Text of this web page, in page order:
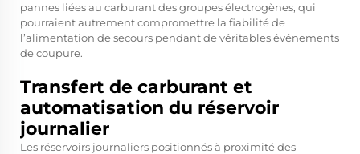
pannes liées au carburant des groupes électrogènes, qui
pourraient autrement compromettre la fiabilité de
l’alimentation de secours pendant de véritables événements
de coupure.
Transfert de carburant et
automatisation du réservoir
journalier
Les réservoirs journaliers positionnés à proximité des